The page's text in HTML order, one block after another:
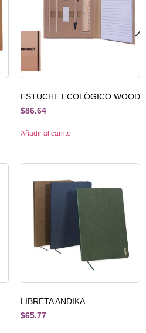
ESTUCHE ECOLÓGICO WOOD
$86.64
Añadir al carrito
LIBRETA ANDIKA
$65.77